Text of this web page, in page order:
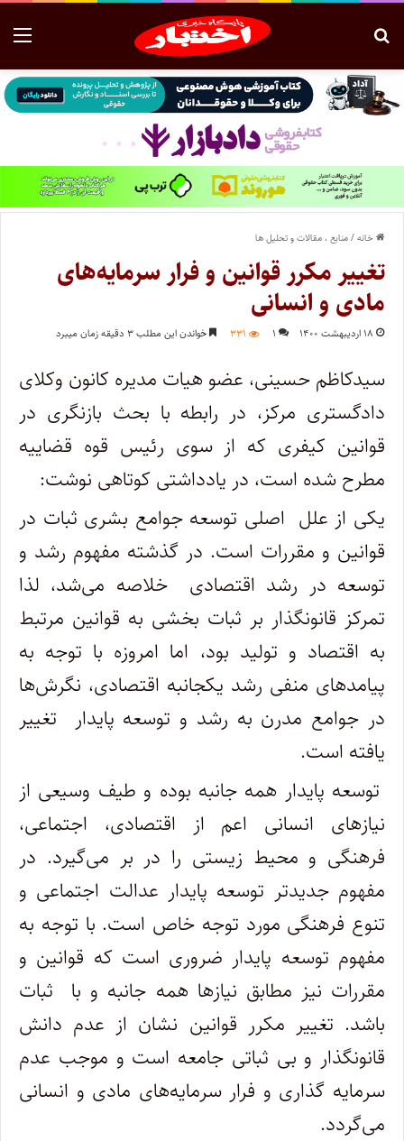
خانه/منابع ، مقالات و تحلیل ها
تغییر مکرر قوانین و فرار سرمایه‌های
مادی و انسانی
۱۸ اردیبهشت ۱۴۰۰ ۱ ۳۳۱ خواندن این مطلب ۳ دقیقه زمان میبرد
سیدکاظم حسینی، عضو هیات مدیره کانون وکلای
دادگستری مرکز، در رابطه با بحث بازنگری در
قوانین کیفری که از سوی رئیس قوه قضاییه
مطرح شده است، در یادداشتی کوتاهی نوشت:
یکی از علل اصلی توسعه جوامع بشری ثبات در
قوانین و مقررات است. در گذشته مفهوم رشد و
توسعه در رشد اقتصادی خلاصه می‌شد، لذا
تمرکز قانونگذار بر ثبات بخشی به قوانین مرتبط
به اقتصاد و تولید بود، اما امروزه با توجه به
پیامدهای منفی رشد یکجانبه اقتصادی، نگرش‌ها
در جوامع مدرن به رشد و توسعه پایدار تغییر
یافته است.
توسعه پایدار همه جانبه بوده و طیف وسیعی از
نیازهای انسانی اعم از اقتصادی، اجتماعی،
فرهنگی و محیط زیستی را در بر می‌گیرد. در
مفهوم جدیدتر توسعه پایدار عدالت اجتماعی و
تنوع فرهنگی مورد توجه خاص است. با توجه به
مفهوم توسعه پایدار ضروری است که قوانین و
مقررات نیز مطابق نیازها همه جانبه و با ثبات
باشد. تغییر مکرر قوانین نشان از عدم دانش
قانونگذار و بی ثباتی جامعه است و موجب عدم
سرمایه گذاری و فرار سرمایه‌های مادی و انسانی
می‌گردد.